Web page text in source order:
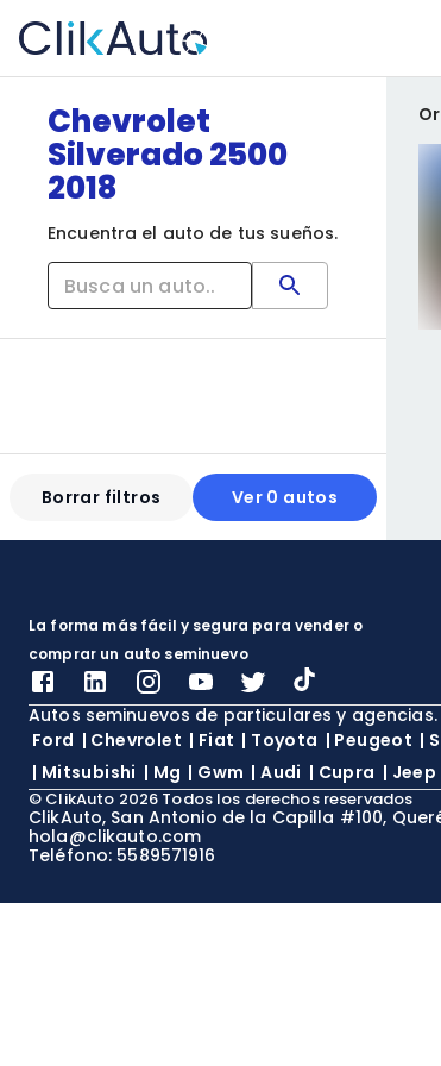
Chevrolet
Silverado 2500
2018
Encuentra el auto de tus sueños.
Borrar filtros Ver 0 autos
La forma más fácil y segura para vender o
comprar un auto seminuevo
Autos seminuevos de particulares y agencias.
Ford | Chevrolet | Fiat | Toyota | Peugeot |
| Mitsubishi | Mg | Gwm |Audi | Cupra | Jeep
© ClikAuto 2026 Todos los derechos reservados
ClikAuto, San Antonio de la Capilla #100,
hola@clikauto.com
Teléfono: 5589571916